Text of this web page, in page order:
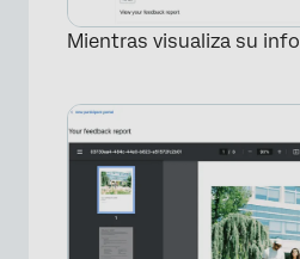
Mientras visualiza su